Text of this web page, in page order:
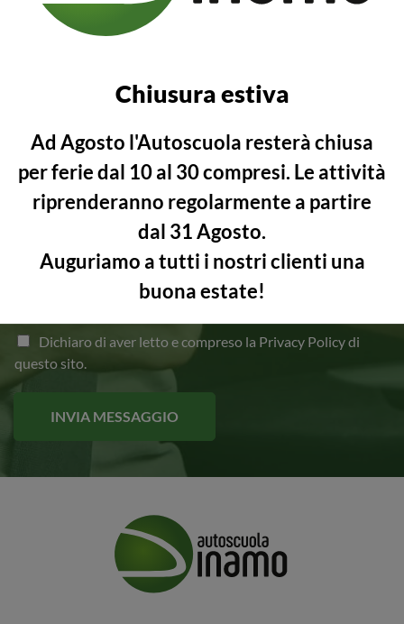
*
Rispondi alla domanda*
8 =
Dichiaro di aver letto e compreso la Privacy Policydi
questo sito.
INVIA MESSAGGIO
Chiusura estiva
Ad Agosto l'Autoscuola resterà chiusa
per feriedal 10 al 30 compresi. Le attività
riprenderanno regolarmente a partire
dal 31 Agosto.
Auguriamo a tutti i nostri clienti una
buona estate!